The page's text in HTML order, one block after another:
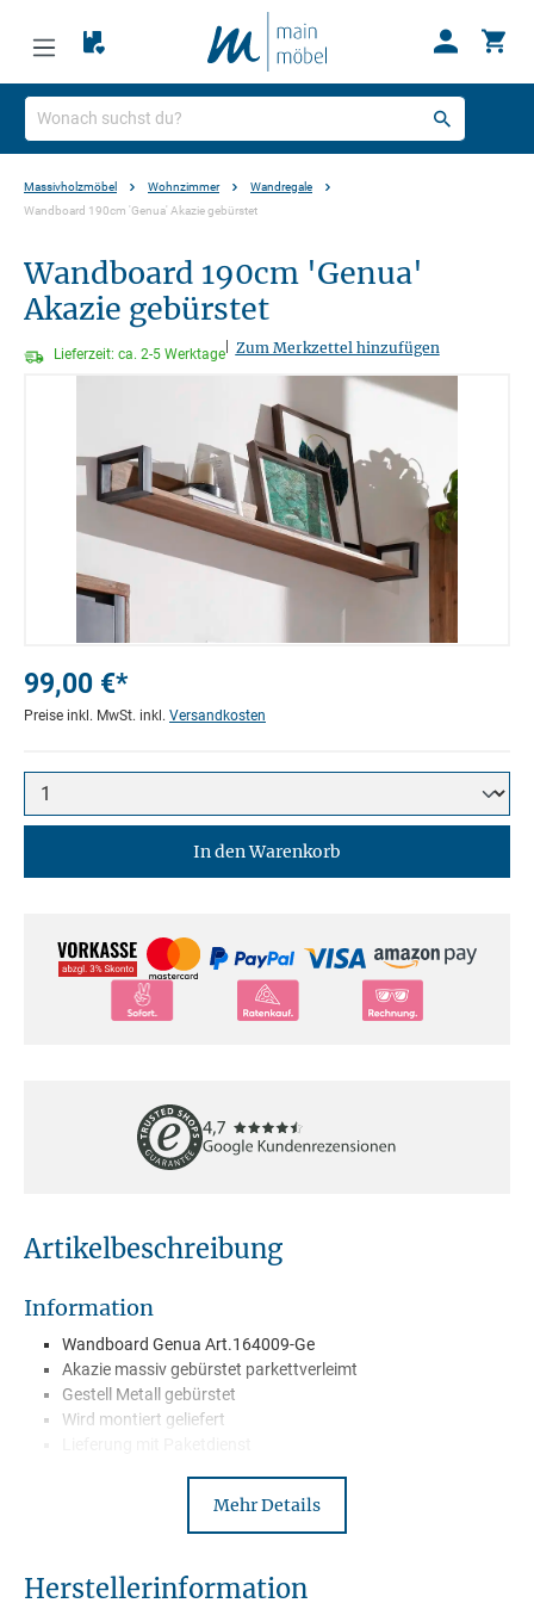
Massivholzmöbel Wohnzimmer
Wandregale
Wandboard 190cm 'Genua' Akazie gebürstet
Wandboard 190cm 'Genua'
Akazie gebürstet
Lieferzeit: ca. 2-5 Werktage Zum Merkzettel hinzufügen
99,00 €*
Preise inkl. MwSt. inkl. Versandkosten
In den Warenkorb
Artikelbeschreibung
Information
Wandboard Genua Art.164009-Ge
Akazie massiv gebürstet parkettverleimt
Gestell Metall gebürstet
Wird montiert geliefert
Genua ist eine unglaublich aussagekräftige überzeugende und
Mehr Details
Herstellerinformation